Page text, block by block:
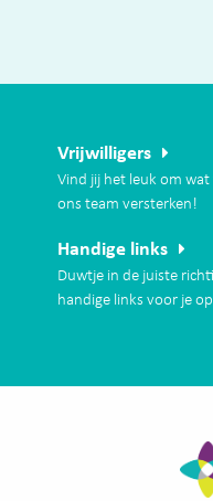
Vrijwilligers
Vind jij het leuk om
ons team versterken!
Handige links
Duwtje in de juiste
handige links voor je